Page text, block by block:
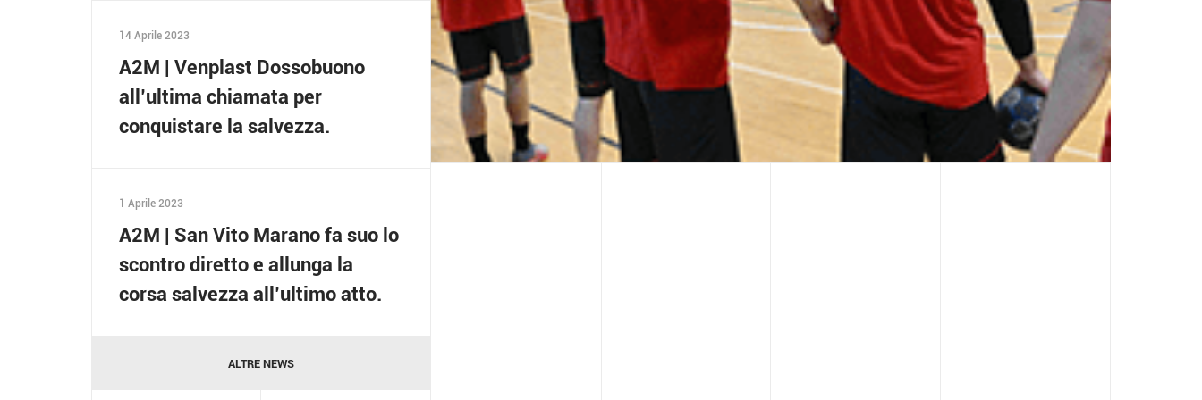
14 Aprile 2023
A2M | Venplast Dossobuono
all’ultima chiamata per
conquistare la salvezza.
1 Aprile 2023
A2M | San Vito Marano fa suo lo
scontro diretto e allunga la
corsa salvezza all’ultimo atto.
ALTRE NEWS